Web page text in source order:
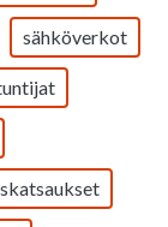
sähköverkot